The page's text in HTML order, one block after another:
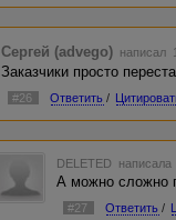
Сергей (advego) написал
Заказчики просто
#26 Ответить /
DELETED
А можно сложно
#27 Ответить /